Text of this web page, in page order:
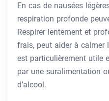
En cas de nausées
respiration profonde
Respirer lentement et
frais, peut aider à calmer
est particulièrement utile
par une suralimentation
d’alcool.